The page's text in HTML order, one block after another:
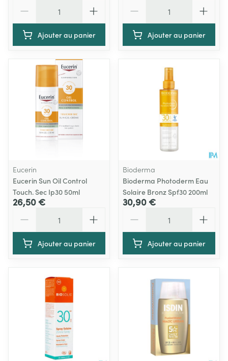
Ajouter au panier Ajouter au panier
Eucerin
Eucerin Sun Oil Control
Touch. Sec Ip30 50ml
26,50 €
Ajouter au panier
Bioderma
Bioderma Photoderm Eau
Solaire Bronz Spf30 200ml
30,90 €
Ajouter au panier